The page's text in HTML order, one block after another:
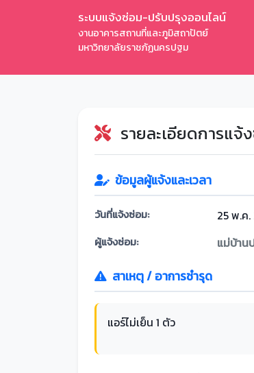
ระบบแจ้งซ่อม-ปรับปรุงออนไลน์
งานอาคารสถานที่และภูมิสถาปัตย์
มหาวิทยาลัยราชภัฏนครปฐม
รายละเอียดการแจ้
ข้อมูลผู้แจ้งและเวลา
วันที่แจ้งซ่อม: 25 พ.ค
ผู้แจ้งซ่อม: แม่บ้าน
สาเหตุ / อาการชำรุด
แอร์ไม่เย็น 1 ตัว